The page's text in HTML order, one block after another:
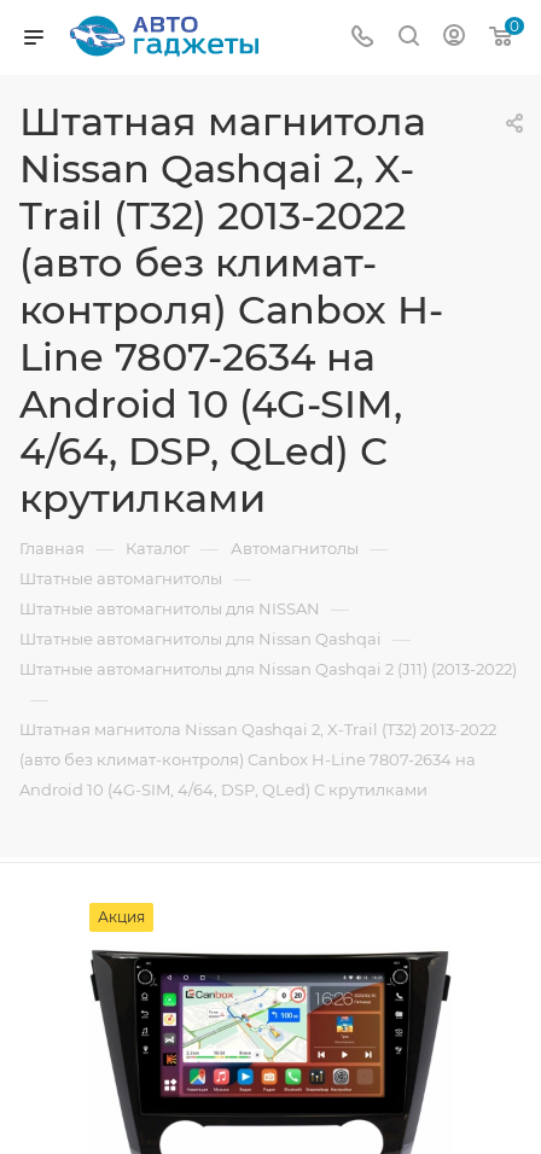
0
Штатная магнитола
Nissan Qashqai 2, X-
Trail (T32) 2013-2022
(авто без климат-
контроля) Canbox H-
Line 7807-2634 на
Android 10 (4G-SIM,
4/64, DSP, QLed) С
крутилками
Главная — Каталог — Автомагнитолы —
Штатные автомагнитолы —
Штатные автомагнитолы для NISSAN —
Штатные автомагнитолы для Nissan Qashqai —
Штатные автомагнитолы для Nissan Qashqai 2 (J11) (2013-2022)
—
Штатная магнитола Nissan Qashqai 2, X-Trail (T32) 2013-2022
(авто без климат-контроля) Canbox H-Line 7807-2634 на
Android 10 (4G-SIM, 4/64, DSP, QLed) С крутилками
Акция